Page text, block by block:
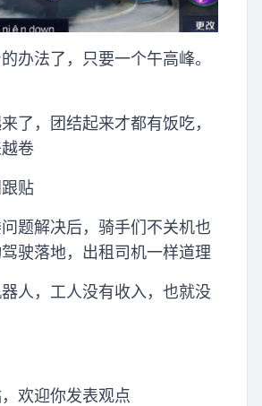
办法了，只要一个午高峰。
了，团结起来才都有饭吃，
卷
贴
题解决后，骑手们不关机也
驶落地，出租司机一样道理
人，工人没有收入，也就没
欢迎你发表观点